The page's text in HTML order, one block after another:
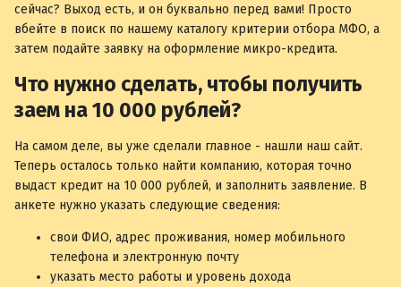
сейчас? Выход есть, и он буквально перед вами! Просто
вбейте в поиск по нашему каталогу критерии отбора МФО, а
затем подайте заявку на оформление микро-кредита.
Что нужно сделать, чтобы получить
заем на 10 000 рублей?
На самом деле, вы уже сделали главное - нашли наш сайт.
Теперь осталось только найти компанию, которая точно
выдаст кредит на 10 000 рублей, и заполнить заявление. В
анкете нужно указать следующие сведения:
свои ФИО, адрес проживания, номер мобильного
телефона и электронную почту
указать место работы и уровень дохода